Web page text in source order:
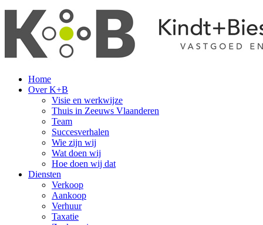
Home
Over K+B
Visie en werkwijze
Thuis in Zeeuws Vlaanderen
Team
Succesverhalen
Wie zijn wij
Wat doen wij
Hoe doen wij dat
Diensten
Verkoop
Aankoop
Verhuur
Taxatie